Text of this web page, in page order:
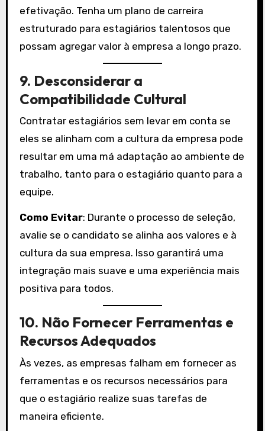
efetivação. Tenha um plano de carreira
estruturado para estagiários talentosos que
possam agregar valor à empresa a longo prazo.
9. Desconsiderar a
Compatibilidade Cultural
Contratar estagiários sem levar em conta se
eles se alinham com a cultura da empresa pode
resultar em uma má adaptação ao ambiente de
trabalho, tanto para o estagiário quanto para a
equipe.
Como Evitar: Durante o processo de seleção,
avalie se o candidato se alinha aos valores e à
cultura da sua empresa. Isso garantirá uma
integração mais suave e uma experiência mais
positiva para todos.
10. Não Fornecer Ferramentas e
Recursos Adequados
Às vezes, as empresas falham em fornecer as
ferramentas e os recursos necessários para
que o estagiário realize suas tarefas de
maneira eficiente.